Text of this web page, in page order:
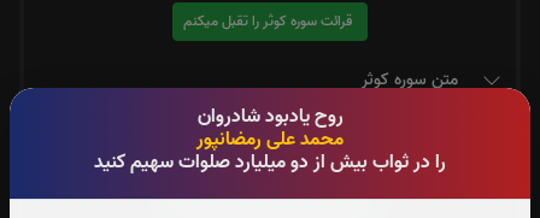
روح یادبود شادروان
محمد علی رمضانپور
را در ثواب بیش از دو میلیارد صلوات سهیم کنید
قرائت سوره کوثر را تقبل میکنم
متن سوره کوثر